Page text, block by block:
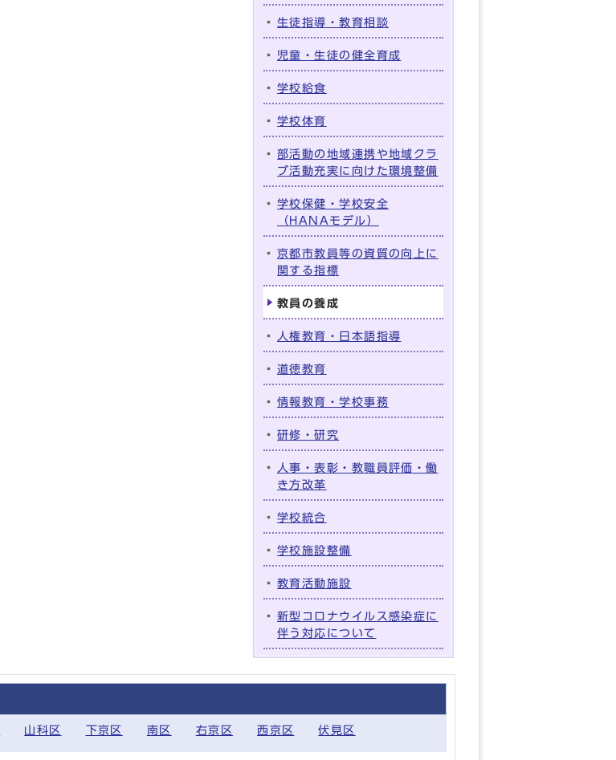
生徒指導・教育相談
児童・生徒の健全育成
学校給食
学校体育
部活動の地域連携や地域クラ
ブ活動充実に向けた環境整備
学校保健・学校安全
（HANAモデル）
京都市教員等の資質の向上に
関する指標
教員の養成
人権教育・日本語指導
道徳教育
情報教育・学校事務
研修・研究
人事・表彰・教職員評価・働
き方改革
学校統合
学校施設整備
教育活動施設
新型コロナウイルス感染症に
伴う対応について
山科区 下京区 南区 右京区 西京区 伏見区